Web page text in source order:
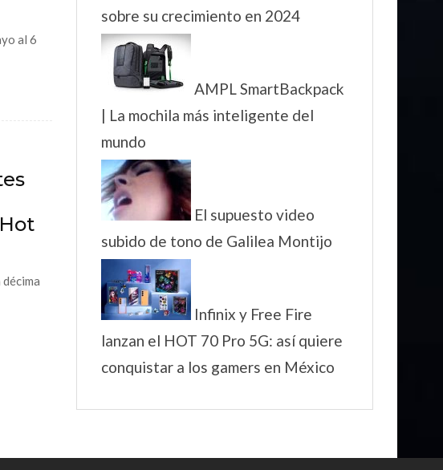
al 6
sobre su crecimiento en 2024
AMPL SmartBackpack
| La mochila más inteligente del
mundo
El supuesto video
subido de tono de Galilea Montijo
Infinix y Free Fire
lanzan el HOT 70 Pro 5G: así quiere
conquistar a los gamers en México